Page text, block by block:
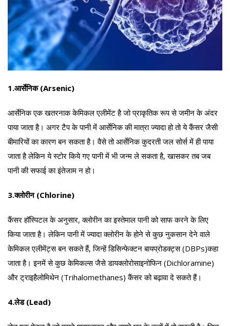
1.आर्सेनिक (Arsenic)
आर्सेनिक एक खतरनाक केमिकल एलीमेंट है जो प्राकृतिक रूप से जमीन के अंदर
पाया जाता है। अगर टैप के पानी में आर्सेनिक की मात्रा ज्यादा हो तो ये कैंसर जैसी
बीमारियों का कारण बन सकता है। वैसे तो आर्सेनिक कुदरती जल सोर्स में ही पाया
जाता है लेकिन ये स्टोर किये गए पानी में भी जन्म ले सकता है, खासकर तब जब
पानी की सफाई का इंतेजाम न हो।
3.क्लोरीन (Chlorine)
कैंसर हॉस्पिटल के अनुसार, क्लोरीन का इस्तेमाल पानी को साफ करने के लिए
किया जाता है। लेकिन पानी में ज्यादा क्लोरीन के होने से कुछ नुकसान देने वाले
केमिकल एलीमेंट्स बन सकते हैं, जिन्हें डिसिन्फेक्टन बायप्रोडक्ट्स (DBPs)कहा
जाता है। इनमें से कुछ केमिकल्स जैसे डायक्लोरोसाइनोफिन (Dichloramine)
और ट्राइहैलोमिथेन (Trihalomethanes) कैंसर को बढ़ावा दे सकते हैं।
4.लेड (Lead)